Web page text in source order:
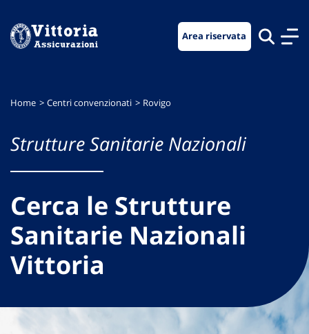
menu
contenuto
footer
Area riservata
Home Centri convenzionati Rovigo
Strutture Sanitarie Nazionali
Cerca le Strutture
Sanitarie Nazionali
Vittoria